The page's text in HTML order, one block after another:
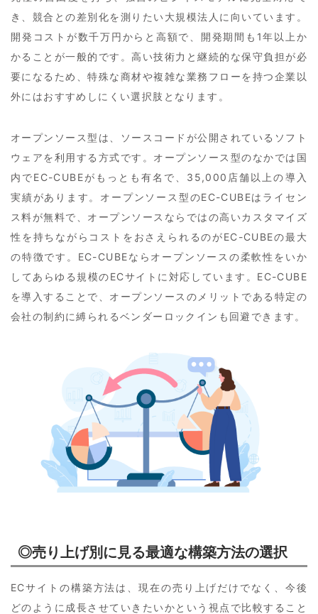
き、競合との差別化を測りたい大規模法人に向いています。
開発コストが数千万円からと高額で、開発期間も1年以上か
かることが一般的です。高い技術力と継続的な保守負担が必
要になるため、特殊な商材や複雑な業務フローを持つ企業以
外にはおすすめしにくい選択肢となります。
オープンソース型は、ソースコードが公開されているソフト
ウェアを利用する方式です。オープンソース型のなかでは国
内でEC-CUBEがもっとも有名で、35,000店舗以上の導入
実績があります。オープンソース型のEC-CUBEはライセン
ス料が無料で、オープンソースならではの高いカスタマイズ
性を持ちながらコストをおさえられるのがEC-CUBEの最大
の特徴です。EC-CUBEならオープンソースの柔軟性をいか
してあらゆる規模のECサイトに対応しています。EC-CUBE
を導入することで、オープンソースのメリットである特定の
会社の制約に縛られるベンダーロックインも回避できます。
◎売り上げ別に見る最適な構築方法の選択
ECサイトの構築方法は、現在の売り上げだけでなく、今後
どのように成長させていきたいかという視点で比較すること